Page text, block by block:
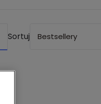
Sortuj Bestsellery